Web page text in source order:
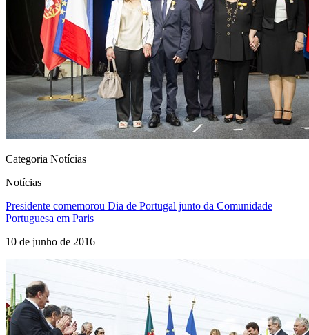
Categoria Notícias
Notícias
Presidente comemorou Dia de Portugal junto da Comunidade
Portuguesa em Paris
10 de junho de 2016